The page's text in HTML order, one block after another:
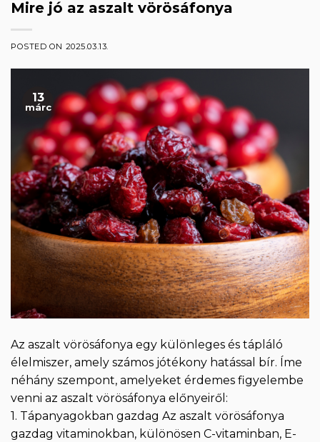
Mire jó az aszalt vörösáfonya
POSTED ON 2025.03.13.
13
márc
Az aszalt vörösáfonya egy különleges és tápláló
élelmiszer, amely számos jótékony hatással bír. Íme
néhány szempont, amelyeket érdemes figyelembe
venni az aszalt vörösáfonya előnyeiről:
1. Tápanyagokban gazdag Az aszalt vörösáfonya
gazdag vitaminokban, különösen C-vitaminban, E-